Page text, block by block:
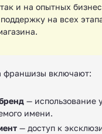
и на опытных
на всех
франшизы включают:
— использование
имени.
— доступ к